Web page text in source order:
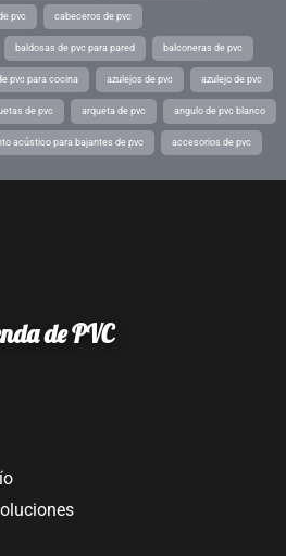
pvc cabeceros de pvc
baldosas de pvc para pared balconeras de pvc
pvc para cocina azulejos de pvc azulejo de pvc
de pvc arqueta de pvc angulo de pvc blanco
acústico para bajantes de pvc accesorios de pvc
de PVC